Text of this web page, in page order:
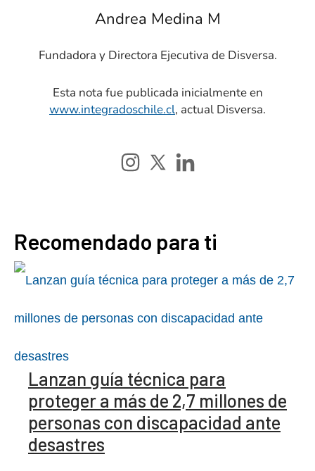
Andrea Medina M
Fundadora y Directora Ejecutiva de Disversa.
Esta nota fue publicada inicialmente en
www.integradoschile.cl, actual Disversa.
Recomendado para ti
Lanzan guía técnica para
proteger a más de 2,7 millones de
personas con discapacidad ante
desastres